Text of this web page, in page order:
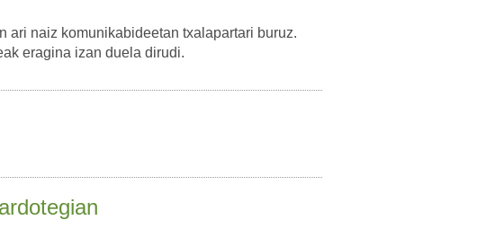
ari naiz komunikabideetan txalapartari buruz.
eragina izan duela dirudi.